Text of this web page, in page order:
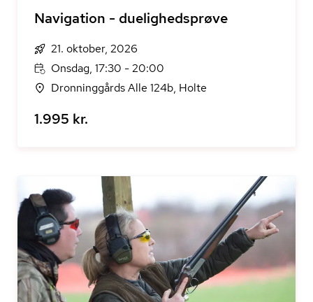
Navigation - duelighedsprøve
21. oktober, 2026
Onsdag, 17:30 - 20:00
Dronninggårds Alle 124b, Holte
1.995 kr.